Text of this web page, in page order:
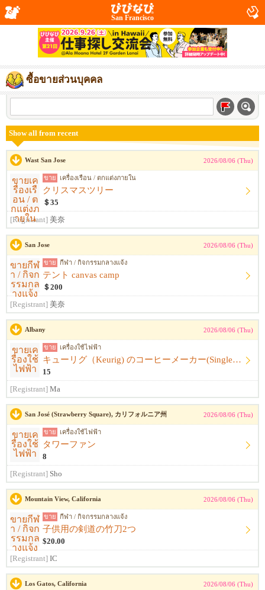
San Francisco
ซื้อขายส่วนบุคคล
Show all from recent
Wast San Jose 2026/08/06 (Thu)
ขาย เครื่องเรือน / ตกแต่งภายใน
クリスマスツリー
＄35
[Registrant] 美奈
San Jose 2026/08/06 (Thu)
ขาย กีฬา / กิจกรรมกลางแจ้ง
テント canvas camp
＄200
[Registrant] 美奈
Albany 2026/08/06 (Thu)
ขาย เครื่องใช้ไฟฟ้า
キューリグ（Keurig) のコーヒーメーカー(Single Serve Coffee) Maker
15
[Registrant] Ma
San José (Strawberry Square), カリフォルニア州 2026/08/06 (Thu)
ขาย เครื่องใช้ไฟฟ้า
タワーファン
8
[Registrant] Sho
Mountain View, California 2026/08/06 (Thu)
ขาย กีฬา / กิจกรรมกลางแจ้ง
子供用の剣道の竹刀2つ
$20.00
[Registrant] IC
Los Gatos, California 2026/08/06 (Thu)